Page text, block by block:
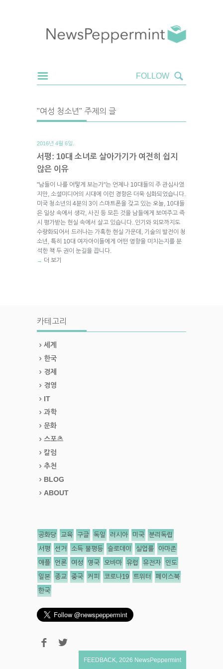
"여성 청소년" 주제의 글
2016년 4월 6일.
서평: 10대 소녀로 살아가기가 여전히 쉽지
않은 이유
"남들이 나를 어떻게 보는가"는 언제나 10대들의 주 관심사였
지만, 소셜미디어의 시대에 이런 경향은 더욱 심화되었습니다.
미국 청소년의 4분의 3이 스마트폰을 갖고 있는 오늘, 10대들
은 일상 속에서 생각, 사진 등 모든 것을 남들에게 보여주고 즉
시 평가받는 현실 속에서 살고 있습니다. 인기와 외모까지도
수량화되어서 드러나는 가혹한 현실 가운데, 기술의 발전이 청
소년, 특히 10대 여자아이들에게 어떤 영향을 미치는지를 분
석한 책 두 권이 눈길을 끕니다.
→ 더 보기
카테고리
세계
한국
경제
경영
IT
과학
문화
스포츠
칼럼
추천
BLOG
ABOUT
공화당 교육 구글 독일 러시아 미국 분리독립
서평 선거 소득 불평등 슬로데이 실업률 아마존
애플 언론 여성 영국 오바마 유럽 유전자 인도
일본 종교 중국 커피 코로나19 트위터 페이스북
한국
FEEDBACK 2026 NewsPeppermint